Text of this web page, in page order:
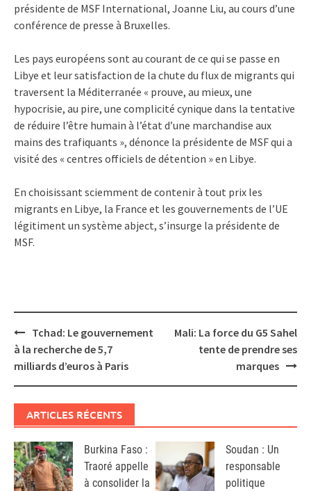
présidente de MSF International, Joanne Liu, au cours d’une
conférence de presse à Bruxelles.
Les pays européens sont au courant de ce qui se passe en
Libye et leur satisfaction de la chute du flux de migrants qui
traversent la Méditerranée « prouve, au mieux, une
hypocrisie, au pire, une complicité cynique dans la tentative
de réduire l’être humain à l’état d’une marchandise aux
mains des trafiquants », dénonce la présidente de MSF qui a
visité des « centres officiels de détention » en Libye.
En choisissant sciemment de contenir à tout prix les
migrants en Libye, la France et les gouvernements de l’UE
légitiment un système abject, s’insurge la présidente de
MSF.
Post
navigation
Tchad: Le gouvernement
à la recherche de 5,7
milliards d’euros à Paris
Mali: La force du G5 Sahel
tente de prendre ses
marques
ARTICLES RÉCENTS
Burkina Faso :
Traoré appelle
à consolider la
Soudan : Un
responsable
politique